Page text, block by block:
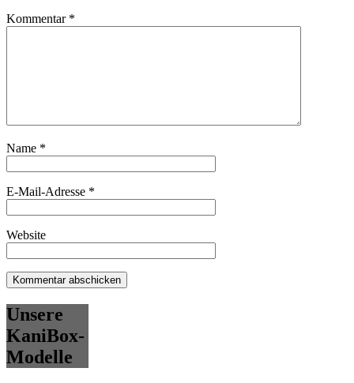
Kommentar *
Name *
E-Mail-Adresse *
Website
Unsere
KaniBox-
Modelle